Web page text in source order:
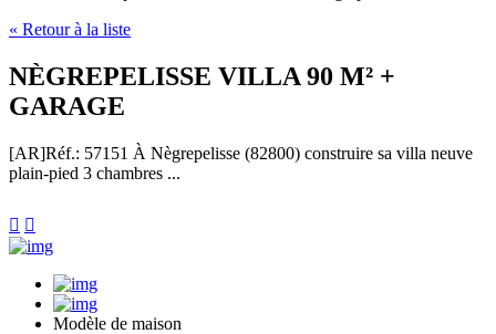
« Retour à la liste
NÈGREPELISSE VILLA 90 M² +
GARAGE
[AR]Réf.: 57151 À Nègrepelisse (82800) construire sa villa neuve
plain-pied 3 chambres ...
 
Modèle de maison